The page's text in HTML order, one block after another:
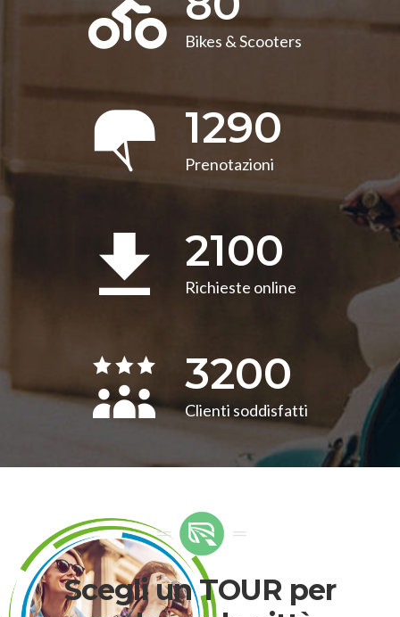
Bikes & Scooters
1290
Prenotazioni
2100
Richieste online
3200
Clienti soddisfatti
Scegli un TOUR per